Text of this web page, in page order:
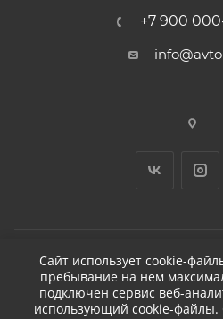
+7 900
2026 © ДЕТЕЙЛИНГ-
Сайт использует cookie-
пребывание на нем
подключен сервис веб-
использующий cookie-файлы.